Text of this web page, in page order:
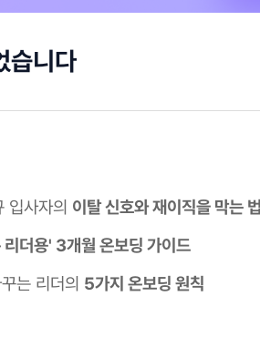
습니다
입사자의 이탈 신호와 재이직을 막는
리더용' 3개월 온보딩 가이드
는 리더의 5가지 온보딩 원칙